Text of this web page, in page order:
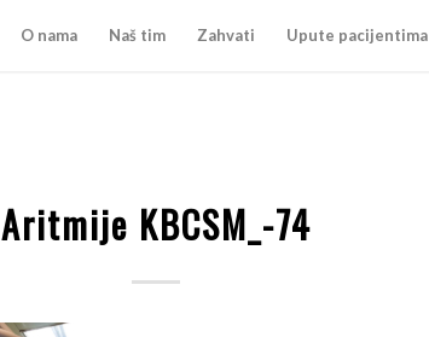
O nama Naš tim Zahvati Upute pacijentima
Aritmije KBCSM_-74